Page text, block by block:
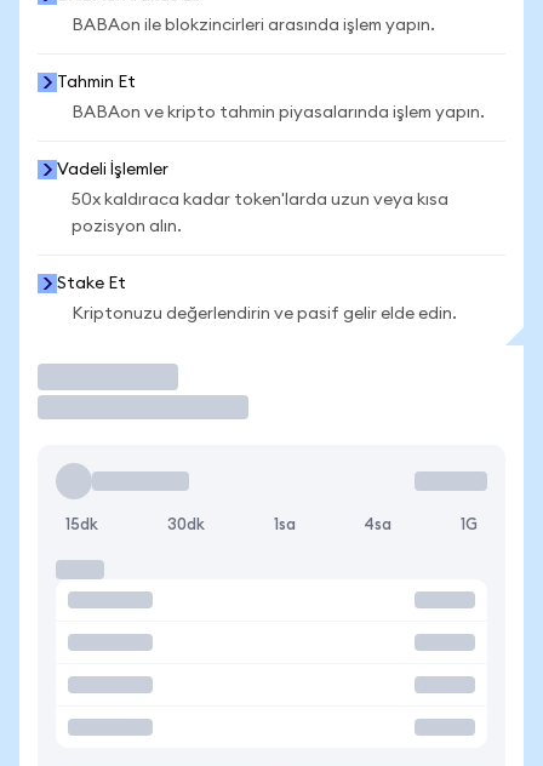
BABAon ile blokzincirleri arasında işlem yapın.
Tahmin Et
BABAon ve kripto tahmin piyasalarında işlem yapın.
Vadeli İşlemler
50x kaldıraca kadar token'larda uzun veya kısa
pozisyon alın.
Stake Et
Kriptonuzu değerlendirin ve pasif gelir elde edin.
15dk 30dk 1sa 4sa 1G